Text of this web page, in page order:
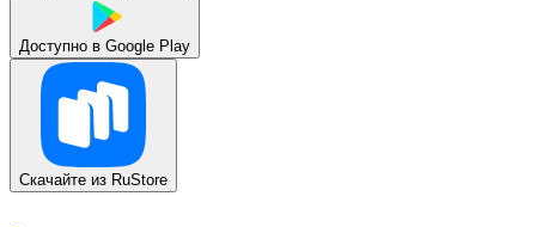
Доступно в Google Play
Скачайте из RuStore